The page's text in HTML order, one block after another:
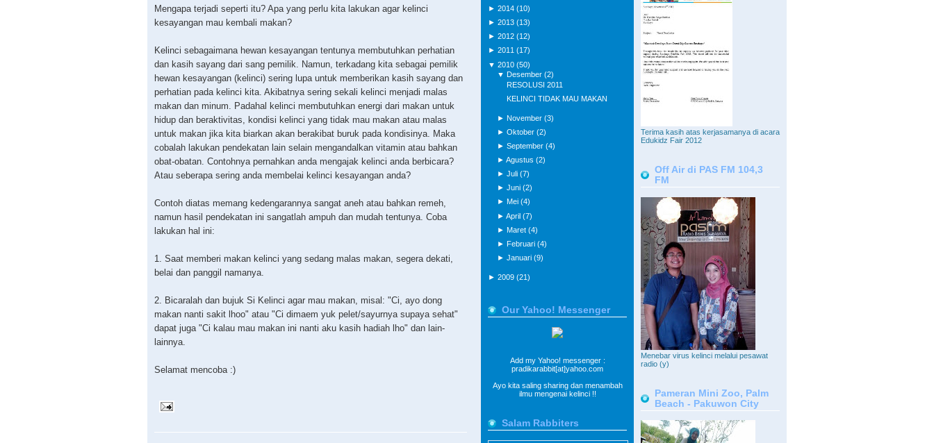
Mengapa terjadi seperti itu? Apa yang perlu kita lakukan agar kelinci
kesayangan mau kembali makan?
Kelinci sebagaimana hewan kesayangan tentunya membutuhkan perhatian
dan kasih sayang dari sang pemilik. Namun, terkadang kita sebagai pemilik
hewan kesayangan (kelinci) sering lupa untuk memberikan kasih sayang dan
perhatian pada kelinci kita. Akibatnya sering sekali kelinci menjadi malas
makan dan minum. Padahal kelinci membutuhkan energi dari makan untuk
hidup dan beraktivitas, kondisi kelinci yang tidak mau makan atau malas
untuk makan jika kita biarkan akan berakibat buruk pada kondisinya. Maka
cobalah lakukan pendekatan lain selain mengandalkan vitamin atau bahkan
obat-obatan. Contohnya pernahkan anda mengajak kelinci anda berbicara?
Atau seberapa sering anda membelai kelinci kesayangan anda?
Contoh diatas memang kedengarannya sangat aneh atau bahkan remeh,
namun hasil pendekatan ini sangatlah ampuh dan mudah tentunya. Coba
lakukan hal ini:
1. Saat memberi makan kelinci yang sedang malas makan, segera dekati,
belai dan panggil namanya.
2. Bicaralah dan bujuk Si Kelinci agar mau makan, misal: "Ci, ayo dong
makan nanti sakit lhoo" atau "Ci dimaem yuk pelet/sayurnya supaya sehat"
dapat juga "Ci kalau mau makan ini nanti aku kasih hadiah lho" dan lain-
lainnya.
Selamat mencoba :)
Terima kasih atas kerjasamanya di acara
Edukidz Fair 2012
Off Air di PAS FM 104,3
FM
Menebar virus kelinci melalui pesawat
radio (y)
Pameran Mini Zoo, Palm
Beach - Pakuwon City
► 2014 (10)
► 2013 (13)
► 2012 (12)
► 2011 (17)
▼ 2010 (50)
▼ Desember (2)
RESOLUSI 2011
KELINCI TIDAK MAU MAKAN
► November (3)
► Oktober (2)
► September (4)
► Agustus (2)
► Juli (7)
► Juni (2)
► Mei (4)
► April (7)
► Maret (4)
► Februari (4)
► Januari (9)
► 2009 (21)
Our Yahoo! Messenger
Add my Yahoo! messenger :
pradikarabbit[at]yahoo.com
Ayo kita saling sharing dan menambah
ilmu mengenai kelinci !!
Salam Rabbiters